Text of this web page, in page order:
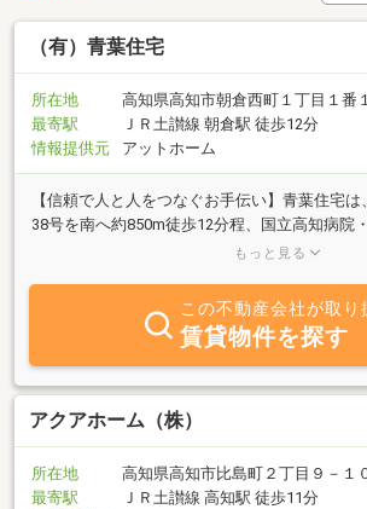
（有）青葉住宅
所在地
高知県高知市朝倉西町１丁目１番
最寄駅
ＪＲ土讃線 朝倉駅 徒歩12分
情報提供元
アットホーム
【信頼で人と人をつなぐお手伝い】青葉住宅
38号を南へ約850m徒歩12分程、国立高知病院
口すぐ北にお店が有ります。学生さん向けのア
地域の物件を数多く取り揃えております。高知
しの事なら◆ＡＯＢＡ ＪＵＴＡＫＵ◆にお任
物件のお問い合わせもどうぞご利用下さい）
もっと見る
この不動産会社が取り
賃貸物件を探す
アクアホーム（株）
所在地
高知県高知市比島町２丁目９－１
最寄駅
ＪＲ土讃線 高知駅 徒歩11分